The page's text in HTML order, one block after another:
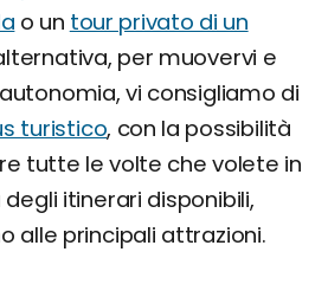
o un tour privato di un
per muovervi e
vi consigliamo di
turistico, con la possibilità
tutte le volte che volete in
itinerari disponibili,
alle principali attrazioni.